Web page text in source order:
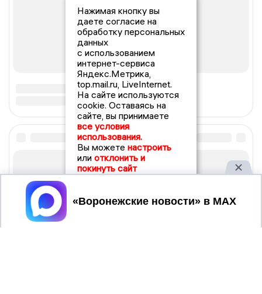
Нажимая кнопку вы
даете согласие на
обработку персональных
данных
с использованием
интернет-сервиса
Яндекс.Метрика,
top.mail.ru, LiveInternet.
На сайте используются
cookie. Оставаясь на
сайте, вы принимаете
все условия
использования.
Вы можете настроить
или отклонить и
покинуть сайт
Принять